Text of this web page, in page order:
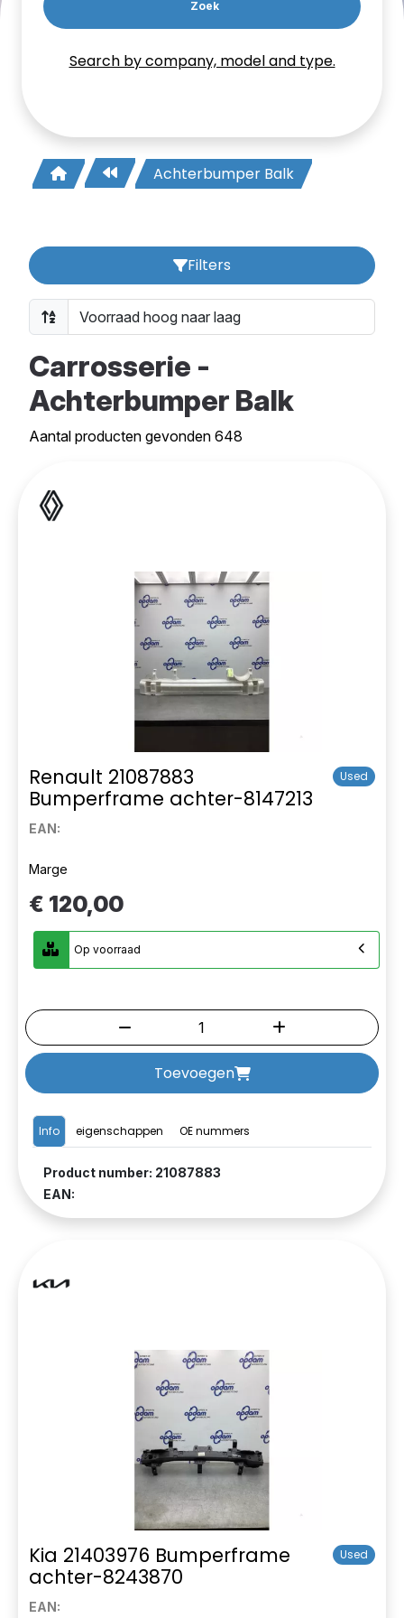
Zoek
Search by company, model and type.
Achterbumper Balk
Filters
Carrosserie -
Achterbumper Balk
Aantal producten gevonden 648
Renault 21087883
Bumperframe achter-8147213
Used
EAN:
Info eigenschappen OE nummers
Product number: 21087883
EAN:
Marge
€ 120,00
Op voorraad
Toevoegen
Kia 21403976 Bumperframe
achter-8243870
Used
EAN: